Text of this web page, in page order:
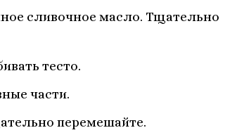
сливочное масло. Тщательно
тесто.
части.
перемешайте.